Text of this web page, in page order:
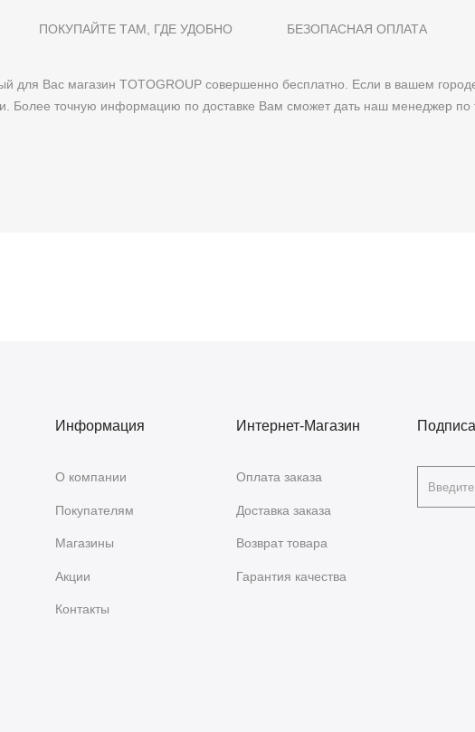
Вас магазин TOTOGROUP совершенно бесплатно. Если в вашем
Более точную информацию по доставке Вам сможет дать наш менеджер
ПОКУПАЙТЕ ТАМ, ГДЕ УДОБНО БЕЗОПАСНАЯ ОПЛАТА
Информация
О компании
Покупателям
Магазины
Акции
Контакты
Интернет-Магазин
Оплата заказа
Доставка заказа
Возврат товара
Гарантия качества